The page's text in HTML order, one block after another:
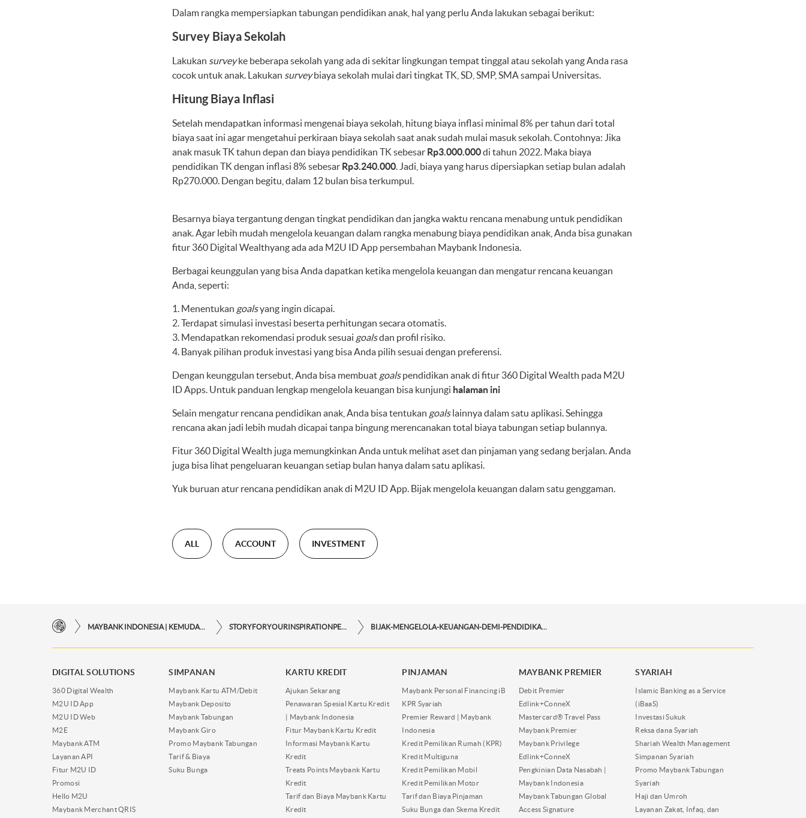
Dalam rangka mempersiapkan tabungan pendidikan anak, hal yang perlu Anda lakukan sebagai berikut:
Survey Biaya Sekolah
Lakukan surveyke beberapa sekolah yang ada di sekitar lingkungan tempat tinggal atau sekolah yang Anda rasa
cocok untuk anak. Lakukan surveybiaya sekolah mulai dari tingkat TK, SD, SMP, SMA sampai Universitas.
Hitung Biaya Inflasi
Setelah mendapatkan informasi mengenai biaya sekolah, hitung biaya inflasi minimal 8% per tahun dari total
biaya saat ini agar mengetahui perkiraan biaya sekolah saat anak sudah mulai masuk sekolah. Contohnya: Jika
anak masuk TK tahun depan dan biaya pendidikan TK sebesar Rp3.000.000di tahun 2022. Maka biaya
pendidikan TK dengan inflasi 8% sebesar Rp3.240.000 . Jadi, biaya yang harus dipersiapkan setiap bulan adalah
Rp270.000. Dengan begitu, dalam 12 bulan bisa terkumpul.
Besarnya biaya tergantung dengan tingkat pendidikan dan jangka waktu rencana menabung untuk pendidikan
anak. Agar lebih mudah mengelola keuangan dalam rangka menabung biaya pendidikan anak, Anda bisa gunakan
fitur 360 Digital Wealthyang ada ada M2U ID App persembahan Maybank Indonesia.
Berbagai keunggulan yang bisa Anda dapatkan ketika mengelola keuangan dan mengatur rencana keuangan
Anda, seperti:
Menentukan goalsyang ingin dicapai.
Terdapat simulasi investasi beserta perhitungan secara otomatis.
Mendapatkan rekomendasi produk sesuai goalsdan profil risiko.
Banyak pilihan produk investasi yang bisa Anda pilih sesuai dengan preferensi.
Dengan keunggulan tersebut, Anda bisa membuat goalspendidikan anak di fitur 360 Digital Wealth pada M2U
ID Apps. Untuk panduan lengkap mengelola keuangan bisa kunjungi halaman ini
Selain mengatur rencana pendidikan anak, Anda bisa tentukan goalslainnya dalam satu aplikasi. Sehingga
rencana akan jadi lebih mudah dicapai tanpa bingung merencanakan total biaya tabungan setiap bulannya.
Fitur 360 Digital Wealth juga memungkinkan Anda untuk melihat aset dan pinjaman yang sedang berjalan. Anda
juga bisa lihat pengeluaran keuangan setiap bulan hanya dalam satu aplikasi.
Yuk buruan atur rencana pendidikan anak di M2U ID App. Bijak mengelola keuangan dalam satu genggaman.
ALL ACCOUNT INVESTMENT
MAYBANK INDONESIA | KEMUDAHAN TRANSAKSI FINANSIAL DI UJUNG JARI ANDA STORYFORYOURINSPIRATIONPERSONAL BIJAK-MENGELOLA-KEUANGAN-DEMI-PENDIDIKAN-ANAK
DIGITAL SOLUTIONS
360 Digital Wealth
M2U ID App
M2U ID Web
M2E
Maybank ATM
Layanan API
Fitur M2U ID
Promosi
Hello M2U
Maybank Merchant QRIS
SIMPANAN
Maybank Kartu ATM/Debit
Maybank Deposito
Maybank Tabungan
Maybank Giro
Promo Maybank Tabungan
Tarif & Biaya
Suku Bunga
KARTU KREDIT
Ajukan Sekarang
Penawaran Spesial Kartu Kredit
| Maybank Indonesia
Fitur Maybank Kartu Kredit
Informasi Maybank Kartu
Kredit
Treats Points Maybank Kartu
Kredit
Tarif dan Biaya Maybank Kartu
Kredit
PINJAMAN
Maybank Personal Financing iB
KPR Syariah
Premier Reward | Maybank
Indonesia
Kredit Pemilikan Rumah (KPR)
Kredit Multiguna
Kredit Pemilikan Mobil
Kredit Pemilikan Motor
Tarif dan Biaya Pinjaman
Suku Bunga dan Skema Kredit
MAYBANK PREMIER
Debit Premier
Edlink+ConneX
Mastercard® Travel Pass
Maybank Premier
Maybank Privilege
Edlink+ConneX
Pengkinian Data Nasabah |
Maybank Indonesia
Maybank Tabungan Global
Access Signature
SYARIAH
Islamic Banking as a Service
(iBaaS)
Investasi Sukuk
Reksa dana Syariah
Shariah Wealth Management
Simpanan Syariah
Promo Maybank Tabungan
Syariah
Haji dan Umroh
Layanan Zakat, Infaq, dan